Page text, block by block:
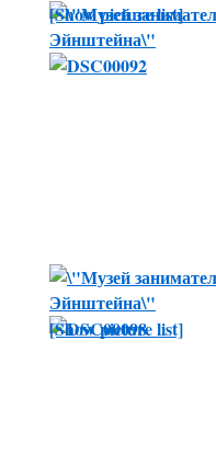
[Show picture list]
[Show picture list]